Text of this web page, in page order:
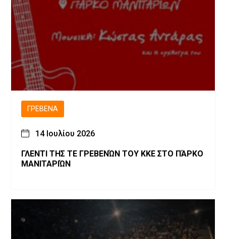
ΓΡΕΒΕΝΆ
14 Ιουλίου 2026
ΓΛΕΝΤΙ ΤΗΣ ΤΕ ΓΡΕΒΕΝΏΝ ΤΟΥ ΚΚΕ ΣΤΟ ΠΆΡΚΟ
ΜΑΝΙΤΑΡΙΏΝ